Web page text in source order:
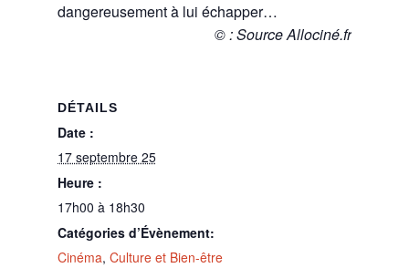
dangereusement à lui échapper…
© : Source Allociné.fr
DÉTAILS
Date :
17 septembre 25
Heure :
17h00 à 18h30
Catégories d’Évènement:
Cinéma, Culture et Bien-être